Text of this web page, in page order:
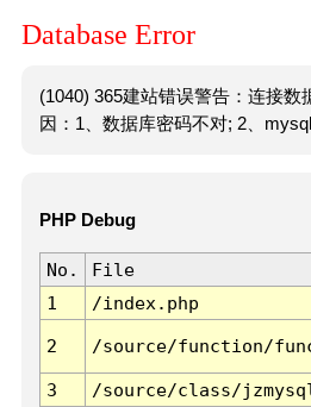
Database Error
(1040) 365建站错误警告：连接数
因：1、数据库密码不对; 2、mysql
PHP Debug
No. File
1
/index.php
2 /source/function/
3 /source/class/